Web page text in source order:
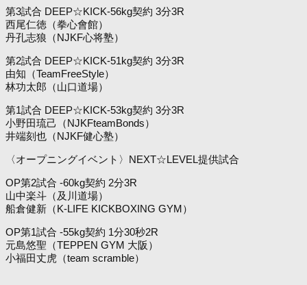
第3試合 DEEP☆KICK-56kg契約 3分3R
西尾仁徳（拳心會館）
丹孔志狼（NJKF心将塾）
第2試合 DEEP☆KICK-51kg契約 3分3R
由知（TeamFreeStyle）
林功太郎（山口道場）
第1試合 DEEP☆KICK-53kg契約 3分3R
小野田琉己（NJKFteamBonds）
井端刻也（NJKF健心塾）
〈オープニングイベント〉NEXT☆LEVEL提供試合
OP第2試合 -60kg契約 2分3R
山中楽斗（及川道場）
船倉健新（K-LIFE KICKBOXING GYM）
OP第1試合 -55kg契約 1分30秒2R
元島悠聖（TEPPEN GYM 大阪）
小福田丈虎（team scramble）